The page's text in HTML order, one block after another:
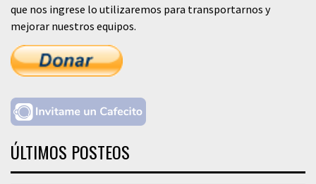
que nos ingrese lo utilizaremos para transportarnos y
mejorar nuestros equipos.
ÚLTIMOS POSTEOS